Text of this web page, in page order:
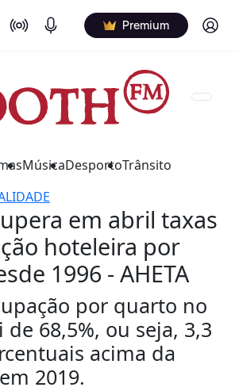
On Air Podcasts Premium Log in
MúsicaDesportoTrânsito
em abril taxas
hoteleira por
1996 - AHETA
por quarto no
68,5%, ou seja, 3,3
acima da
2019.